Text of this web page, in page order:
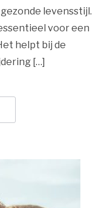
levensstijl.
voor een
helpt bij de
[…]